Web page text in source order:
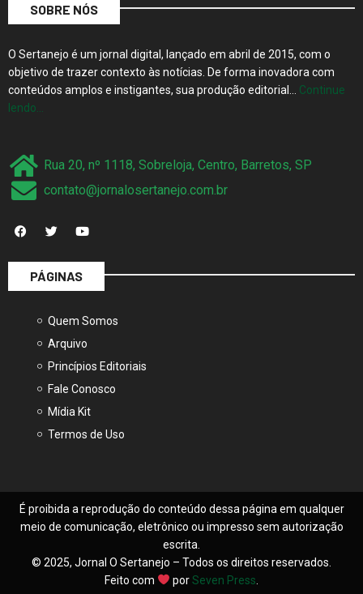
SOBRE NÓS
O Sertanejo é um jornal digital, lançado em abril de 2015, com o
objetivo de trazer contexto às notícias. De forma inovadora com
conteúdos amplos e instigantes, sua produção editorial… Continue
lendo…
Rua 20, nº 1118, Sobreloja, Centro, Barretos, SP
contato@jornalosertanejo.com.br
PÁGINAS
Quem Somos
Arquivo
Princípios Editoriais
Fale Conosco
Mídia Kit
Termos de Uso
É proibida a reprodução do conteúdo dessa página em qualquer
meio de comunicação, eletrônico ou impresso sem autorização
escrita.
© 2025, Jornal O Sertanejo – Todos os direitos reservados.
Feito com
porSeven Press